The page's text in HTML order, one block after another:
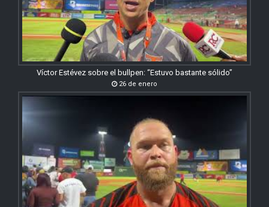
Víctor Estévez sobre el bullpen: “Estuvo bastante sólido”
26 de enero